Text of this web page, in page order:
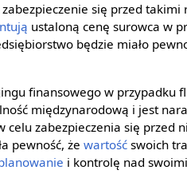
zabezpieczenie się przed takimi
ustaloną cenę surowca w
będzie miało
finansowego w przypadku
międzynarodową i jest
celu zabezpieczenia się przed
pewność, żewartość swoich
i kontrolę nad